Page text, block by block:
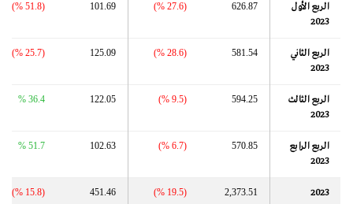
الربع الأول
2023
626.87
(27.6 %)
101.69
(51.8 %)
الربع الثاني
2023
581.54
(28.6 %)
125.09
(25.7 %)
الربع الثالث
2023
594.25
(9.5 %)
122.05
36.4 %
الربع الرابع
2023
570.85
(6.7 %)
102.63
51.7 %
2023
2,373.51
(19.5 %)
451.46
(15.8 %)